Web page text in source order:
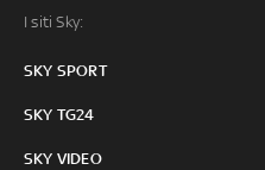
I siti Sky:
SKY SPORT
SKY TG24
SKY VIDEO